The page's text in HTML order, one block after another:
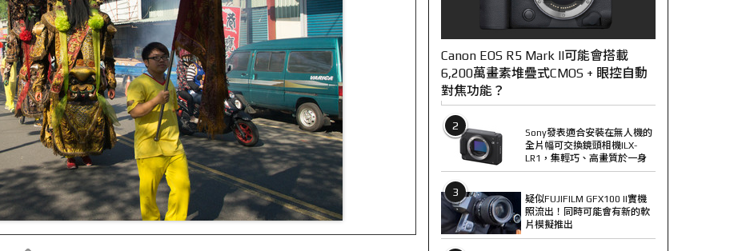
Canon EOS R5 Mark II可能會搭載
6,200萬畫素堆疊式CMOS + 眼控自動
對焦功能？
2
Sony發表適合安裝在無人機的
全片幅可交換鏡頭相機ILX-
LR1，集輕巧、高畫質於一身
3
疑似FUJIFILM GFX100 II實機
照流出！同時可能會有新的軟
片模擬推出